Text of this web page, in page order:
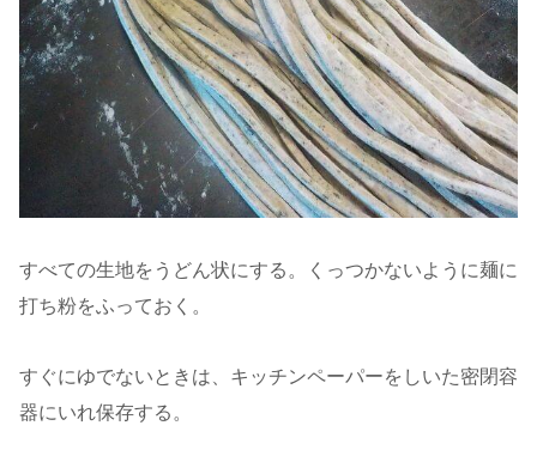
すべての生地をうどん状にする。くっつかないように麺に
打ち粉をふっておく。
すぐにゆでないときは、キッチンペーパーをしいた密閉容
器にいれ保存する。